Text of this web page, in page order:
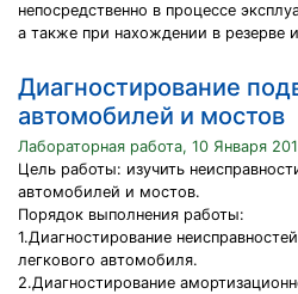
непосредственно в процессе
а также при нахождении в резерве
Диагностирование
автомобилей и мостов
Лабораторная работа, 10 Января
Цель работы: изучить
автомобилей и мостов.
Порядок выполнения работы:
1.Диагностирование
легкового автомобиля.
2.Диагностирование